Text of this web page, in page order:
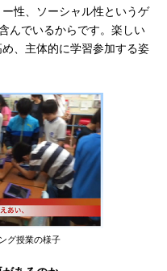
性、ソーシャル性というゲ
んでいるからです。楽しい
、主体的に学習参加する姿
グ授業の様子